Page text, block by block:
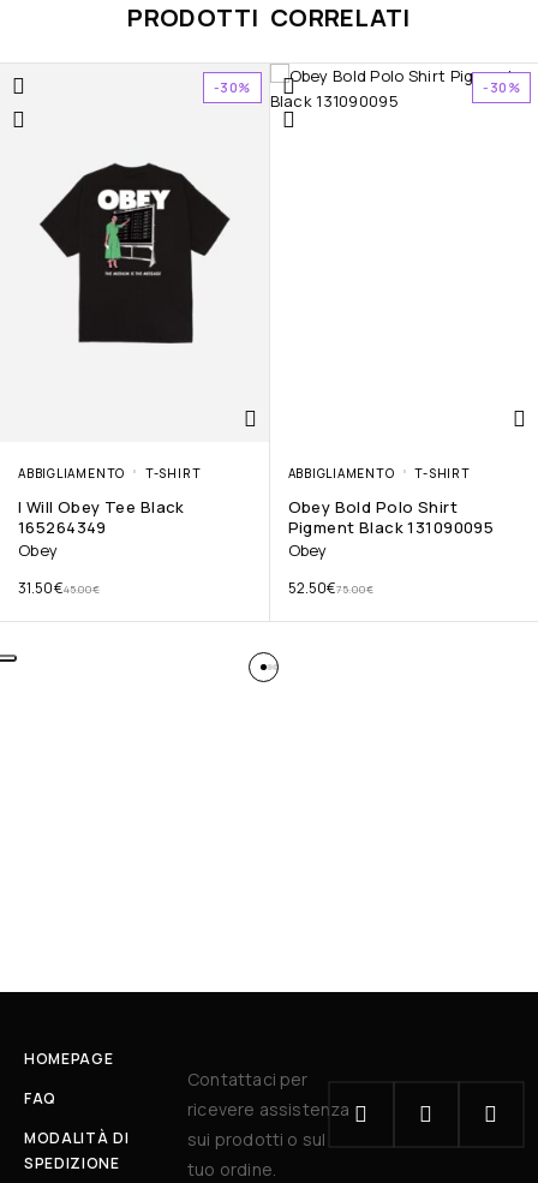
PRODOTTI CORRELATI
-30%
ABBIGLIAMENTO T-SHIRT
I Will Obey Tee Black
165264349
Obey
45.00€
31.50€
-30%
ABBIGLIAMENTO T-SHIRT
Obey Bold Polo Shirt
Pigment Black 131090095
Obey
75.00€
52.50€
HOMEPAGE
FAQ
MODALITÀ DI
SPEDIZIONE
Contattaci per
ricevere assistenza
sui prodotti o sul
tuo ordine.